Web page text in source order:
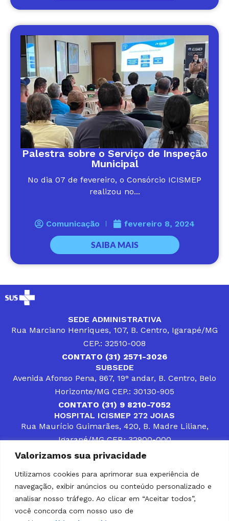
Valorizamos sua privacidade
Utilizamos cookies para aprimorar sua experiência de
navegação, exibir anúncios ou conteúdo personalizado e
analisar nosso tráfego. Ao clicar em “Aceitar todos”,
você concorda com nosso uso de
Palestra sobre o Serviço de Inspeção
Municipal
No dia 07 de fevereiro, o Consórcio ICISMEP
realizou no...
Comunicação fevereiro 8, 2024
SAIBA MAIS
SEDE ADMINISTRATIVA
Rua Marciano Henriques, 107, B. Centro, Igarapé/MG
CEP.: 32510-008
CONTATO (31) 2571-3026
SUBSEDE
Avenida Afonso Pena, 867, 19° andar, B. Centro, Belo
Horizonte/MG CEP.: 30130-905
CONTATO (31) 9 8210-7052
HOSPITAL ICISMEP 272 JOIAS
Rua Maurício Guimarães, 420, B. Madre Liliane,
Igarapé/MG CEP.: 32900-000
CONTATOS (31) 3512-4400 ou (31) 9 8309-8660
DESENVOLVER SOLUÇÕES, AÇÕES E SERVIÇOS
PÚBLICOS QUE COMPLEMENTEM A ASSISTÊNCIA À
POPULAÇÃO DA REGIÃO EM QUE ATUA, SENDO
PARCEIRO DOS MUNICÍPIOS CONSORCIADOS NA
SOLUÇÃO DE DIFICULDADES ENFRENTADAS POR
GESTORES MUNICIPAIS, É O COMPROMISSO DO
ICISMEP.